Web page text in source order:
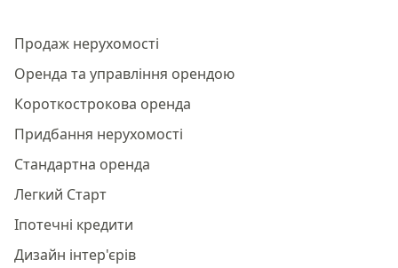
Продаж нерухомості
Оренда та управління орендою
Короткострокова оренда
Придбання нерухомості
Стандартна оренда
Легкий Старт
Іпотечні кредити
Дизайн інтер'єрів